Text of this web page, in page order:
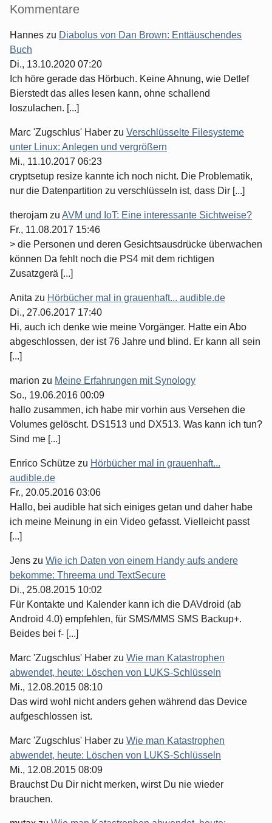
Seitenleiste
Kommentare
Hannes zu Diabolus von Dan Brown: Enttäuschendes
Buch
Di., 13.10.2020 07:20
Ich höre gerade das Hörbuch. Keine Ahnung, wie Detlef
Bierstedt das alles lesen kann, ohne schallend
loszulachen. [...]
Marc 'Zugschlus' Haber zu Verschlüsselte Filesysteme
unter Linux: Anlegen und vergrößern
Mi., 11.10.2017 06:23
cryptsetup resize kannte ich noch nicht. Die Problematik,
nur die Datenpartition zu verschlüsseln ist, dass Dir [...]
therojam zu AVM und IoT: Eine interessante Sichtweise?
Fr., 11.08.2017 15:46
> die Personen und deren Gesichtsausdrücke überwachen
können Da fehlt noch die PS4 mit dem richtigen
Zusatzgerä [...]
Anita zu Hörbücher mal in grauenhaft... audible.de
Di., 27.06.2017 17:40
Hi, auch ich denke wie meine Vorgänger. Hatte ein Abo
abgeschlossen, der ist 76 Jahre und blind. Er kann all sein
[...]
marion zu Meine Erfahrungen mit Synology
So., 19.06.2016 00:09
hallo zusammen, ich habe mir vorhin aus Versehen die
Volumes gelöscht. DS1513 und DX513. Was kann ich tun?
Sind me [...]
Enrico Schütze zu Hörbücher mal in grauenhaft...
audible.de
Fr., 20.05.2016 03:06
Hallo, bei audible hat sich einiges getan und daher habe
ich meine Meinung in ein Video gefasst. Vielleicht passt
[...]
Jens zu Wie ich Daten von einem Handy aufs andere
bekomme: Threema und TextSecure
Di., 25.08.2015 10:02
Für Kontakte und Kalender kann ich die DAVdroid (ab
Android 4.0) empfehlen, für SMS/MMS SMS Backup+.
Beides bei f- [...]
Marc 'Zugschlus' Haber zu Wie man Katastrophen
abwendet, heute: Löschen von LUKS-Schlüsseln
Mi., 12.08.2015 08:10
Das wird wohl nicht anders gehen während das Device
aufgeschlossen ist.
Marc 'Zugschlus' Haber zu Wie man Katastrophen
abwendet, heute: Löschen von LUKS-Schlüsseln
Mi., 12.08.2015 08:09
Brauchst Du Dir nicht merken, wirst Du nie wieder
brauchen.